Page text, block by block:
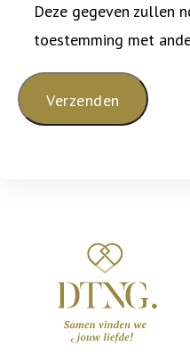
Deze gegeven zullen
toestemming met